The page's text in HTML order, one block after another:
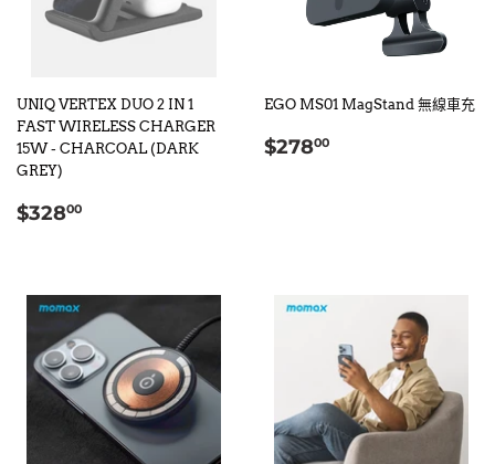
UNIQ VERTEX DUO 2 IN 1
FAST WIRELESS CHARGER
15W - CHARCOAL (DARK
GREY)
定
$32800
EGO MS01 MagStand 無線車充
定
$27800